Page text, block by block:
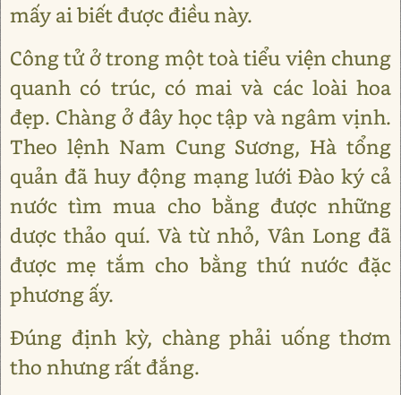
mấy ai biết được điều này.
Công tử ở trong một toà tiểu viện chung
quanh có trúc, có mai và các loài hoa
đẹp. Chàng ở đây học tập và ngâm vịnh.
Theo lệnh Nam Cung Sương, Hà tổng
quản đã huy động mạng lưới Đào ký cả
nước tìm mua cho bằng được những
dược thảo quí. Và từ nhỏ, Vân Long đã
được mẹ tắm cho bằng thứ nước đặc
phương ấy.
Đúng định kỳ, chàng phải uống thơm
tho nhưng rất đắng.